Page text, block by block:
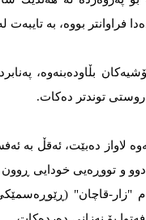
فراوانتر بووە، بە تایبەت
بڵاودەبنەوە،
توندتر دەکات.
لاواز دەبێت، ئەقڵ بە
و تووڕەیی خودایی
"زار-قاچان"